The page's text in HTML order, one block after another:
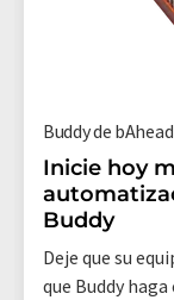
Buddy de bAhead
Inicie hoy
Buddy
Deje que su
que Buddy